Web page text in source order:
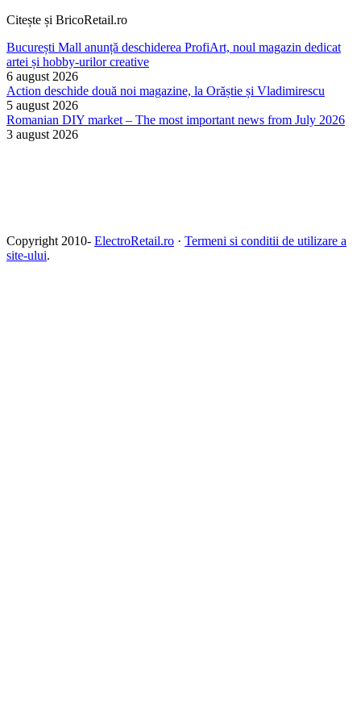
Citește și BricoRetail.ro
București Mall anunță deschiderea ProfiArt, noul magazin dedicat
artei și hobby-urilor creative
6 august 2026
Action deschide două noi magazine, la Orăștie și Vladimirescu
5 august 2026
Romanian DIY market – The most important news from July 2026
3 august 2026
Copyright 2010- ElectroRetail.ro · Termeni si conditii de utilizare a
site-ului.